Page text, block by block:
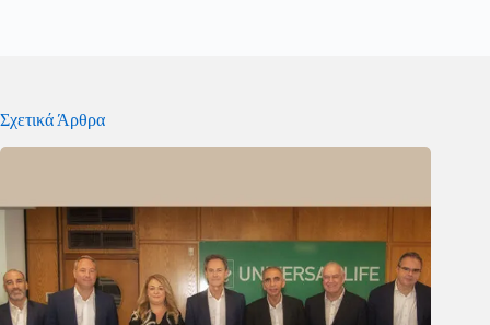
Σχετικά Άρθρα